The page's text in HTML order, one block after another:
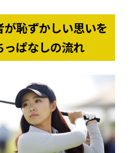
が恥ずかしい思いを
っぱなしの流れ